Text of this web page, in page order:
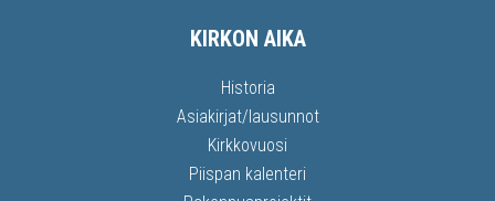
KIRKON AIKA
Historia
Asiakirjat/lausunnot
Kirkkovuosi
Piispan kalenteri